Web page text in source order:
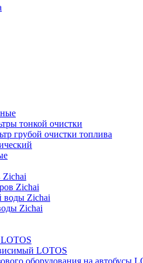
тонкой очистки
грубой очистки топлива
Zichai
Zichai
воды Zichai
Zichai
LOTOS
LOTOS
оборудования на автобусы